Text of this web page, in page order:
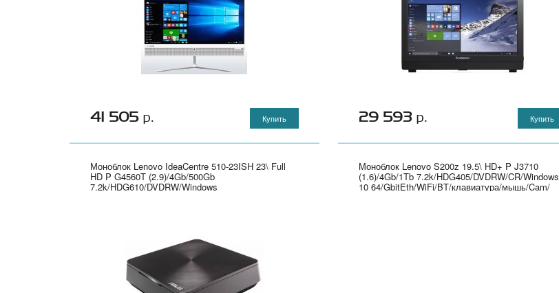
41 505р. Купить
Моноблок Lenovo IdeaCentre 510-23ISH 23\ Full
HD P G4560T (2.9)/4Gb/500Gb
7.2k/HDG610/DVDRW/Windows
29 593р. Купить
Моноблок Lenovo S200z 19.5\ HD+ P J3710
(1.6)/4Gb/1Tb 7.2k/HDG405/DVDRW/CR/Windows
10 64/GbitEth/WiFi/BT/клавиатура/мышь/Cam/